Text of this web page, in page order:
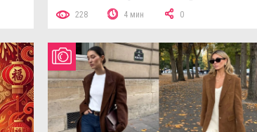
228 4 мин 0